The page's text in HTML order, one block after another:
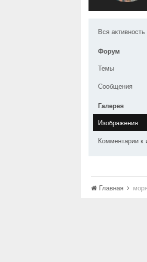
Вся активность
Форум
Темы
Сообщения
Галерея
Изображения
Комментарии к
Главная